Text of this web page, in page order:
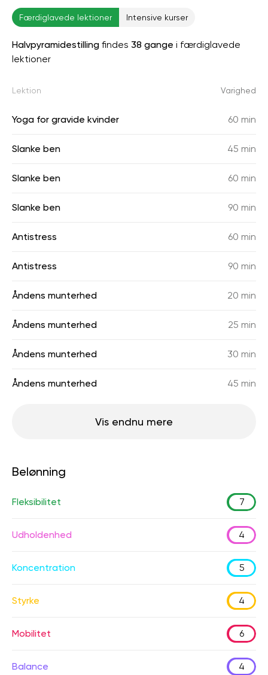
Færdiglavede lektioner Intensive kurser
Halvpyramidestilling findes 38 gange i færdiglavede
lektioner
Lektion Varighed
Yoga for gravide kvinder 60 min
Slanke ben 45 min
Slanke ben 60 min
Slanke ben 90 min
Antistress 60 min
Antistress 90 min
Åndens munterhed 20 min
Åndens munterhed 25 min
Åndens munterhed 30 min
Åndens munterhed 45 min
Vis endnu mere
Belønning
Fleksibilitet 7
Udholdenhed 4
Koncentration 5
Styrke 4
Mobilitet 6
Balance 4